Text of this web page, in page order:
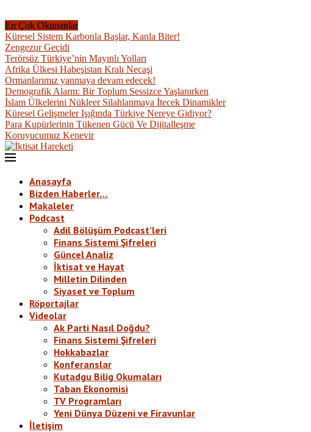
En Çok Okunanlar
Küresel Sistem Karbonla Başlar, Kanla Biter!
Zengezur Geçidi
Terörsüz Türkiye’nin Mayınlı Yolları
Afrika Ülkesi Habeşistan Kralı Necaşi
Ormanlarımız yanmaya devam edecek!
Demografik Alarm: Bir Toplum Sessizce Yaşlanırken
İslam Ülkelerini Nükleer Silahlanmaya İtecek Dinamikler
Küresel Gelişmeler Işığında Türkiye Nereye Gidiyor?
Para Kupürlerinin Tükenen Gücü Ve Dijitalleşme
Koruyucumuz Kenevir
Anasayfa
Bizden Haberler…
Makaleler
Podcast
Adil Bölüşüm Podcast’leri
Finans Sistemi Şifreleri
Güncel Analiz
İktisat ve Hayat
Milletin Dilinden
Siyaset ve Toplum
Röportajlar
Videolar
Ak Parti Nasıl Doğdu?
Finans Sistemi Şifreleri
Hokkabazlar
Konferanslar
Kutadgu Bilig Okumaları
Taban Ekonomisi
TV Programları
Yeni Dünya Düzeni ve Firavunlar
İletişim